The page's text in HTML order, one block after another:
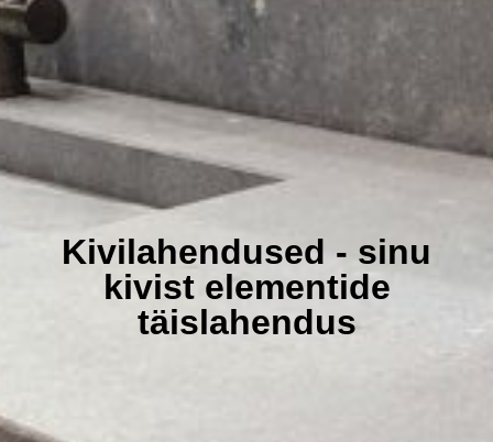
Kivilahendused - sinu
kivist elementide
täislahendus